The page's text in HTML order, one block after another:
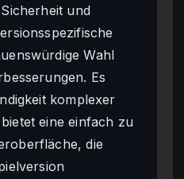
und
Wahl
Es
komplexer
eine einfach zu
die